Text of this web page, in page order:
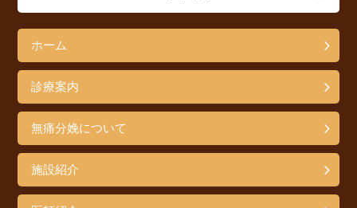
ホーム
診療案内
無痛分娩について
施設紹介